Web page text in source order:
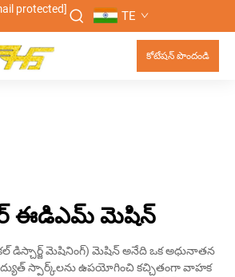
protected] TE
కోటేషన్ పొందండి
ఈడిఎమ్ మెషిన్
డిస్చార్జ్ మెషినింగ్) మెషిన్ అనేది ఒక అధునాతన
స్పార్క్‌లను ఉపయోగించి కచ్చితంగా వాహక